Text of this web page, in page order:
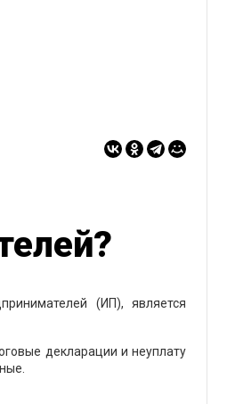
(ИП), является
декларации и неуплату